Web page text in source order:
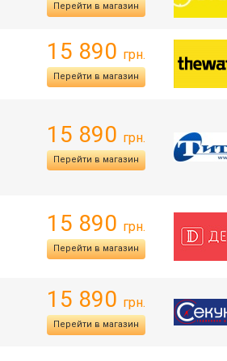
Перейти в магазин
15 890 грн.
Перейти в магазин
15 890 грн.
Перейти в магазин
15 890 грн.
Перейти в магазин
15 890 грн.
Перейти в магазин